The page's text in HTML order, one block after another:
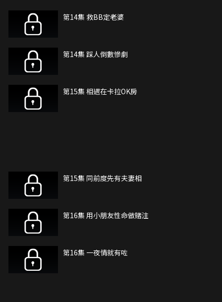
第14集 救BB定老婆
第14集 踩人倒數慘劇
第15集 相遇在卡拉OK房
第15集 同前度先有夫妻相
第16集 用小朋友性命做賭注
第16集 一夜情就有咗